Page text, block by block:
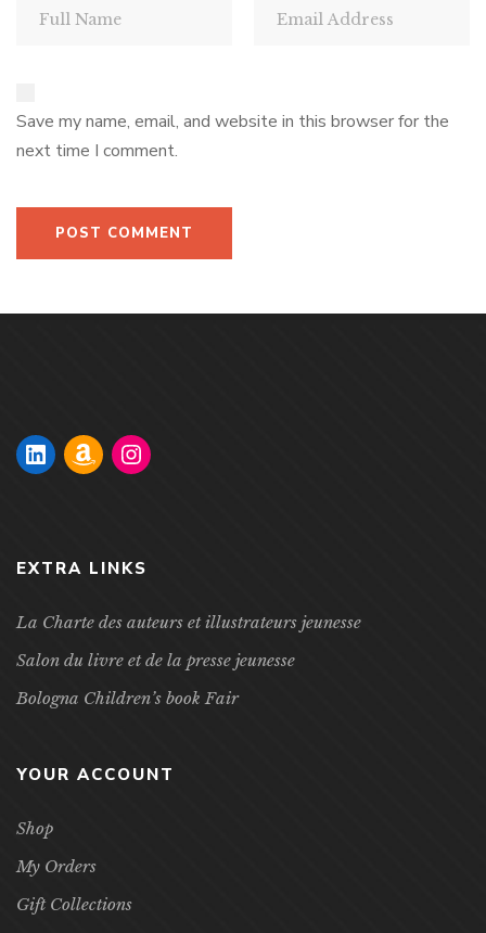
Save my name, email, and website in this browser for the
next time I comment.
EXTRA LINKS
La Charte des auteurs et illustrateurs jeunesse
Salon du livre et de la presse jeunesse
Bologna Children’s book Fair
YOUR ACCOUNT
Shop
My Orders
Gift Collections